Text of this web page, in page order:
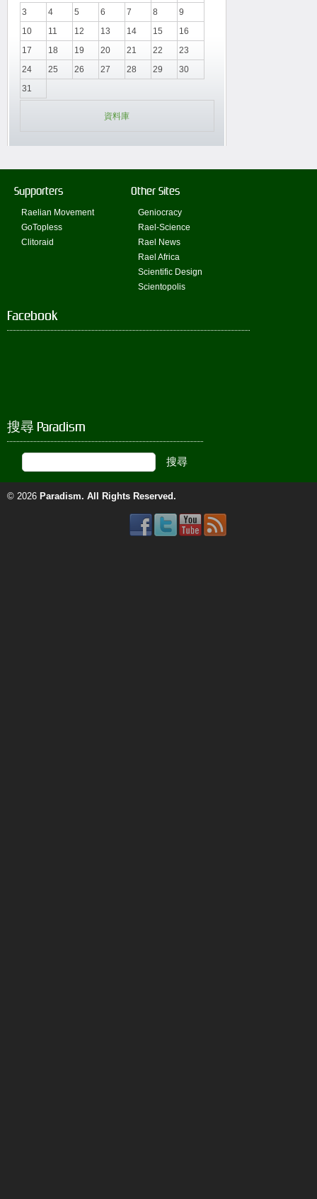
3
4 5 6 7 8
9
10
11 12 13 14 15
16
17
18 19 20 21 22
23
24
25 26 27 28 29
30
31
資料庫
Supporters
Raelian Movement
GoTopless
Clitoraid
Other Sites
Geniocracy
Rael-Science
Rael News
Rael Africa
Scientific Design
Scientopolis
Facebook
搜尋 Paradism
© 2026 Paradism. All Rights Reserved.